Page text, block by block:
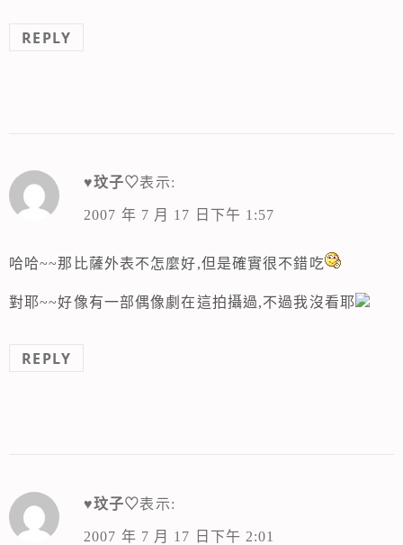
REPLY
♥玟子♡表示:
2007 年 7 月 17 日下午 1:57
哈哈~~那比薩外表不怎麼好,但是確實很不錯吃
對耶~~好像有一部偶像劇在這拍攝過,不過我沒看耶
REPLY
♥玟子♡表示:
2007 年 7 月 17 日下午 2:01